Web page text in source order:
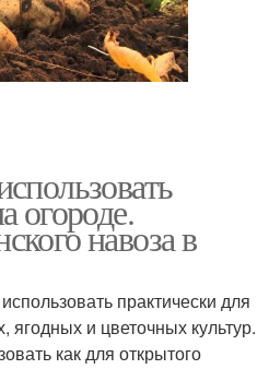
огороде.
навоза в
практически для
и цветочных культур.
как для открытого